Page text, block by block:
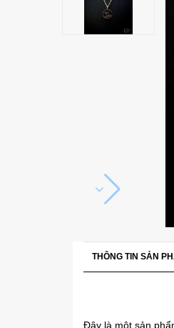
THÔNG TIN SẢN
Đây là một sản